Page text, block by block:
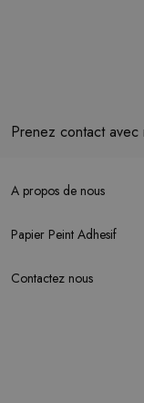
Prenez contact avec
A propos de nous
Papier Peint Adhesif
Contactez nous